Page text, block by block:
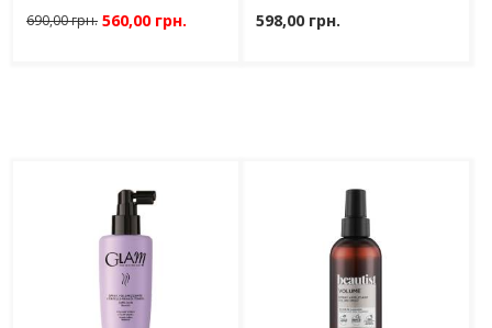
690,00 грн. 560,00 грн. 598,00 грн.